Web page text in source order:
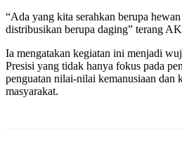
“Ada yang kita serahkan berupa
distribusikan berupa daging” terang
Ia mengatakan kegiatan ini menjadi
Presisi yang tidak hanya fokus pada
penguatan nilai-nilai kemanusiaan dan
masyarakat.